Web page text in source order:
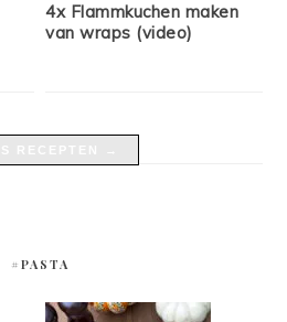
4x Flammkuchen maken
van wraps (video)
#PASTA